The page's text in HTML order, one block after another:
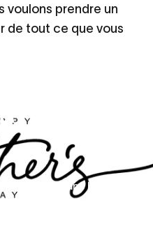
des
souhaite une bonne fête
voulons prendre un
de tout ce que vous